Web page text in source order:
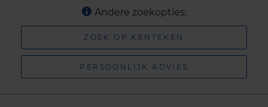
Andere zoekopties:
ZOEK OP KENTEKEN
PERSOONLIJK ADVIES